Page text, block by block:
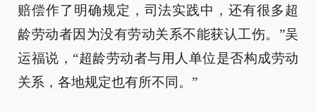
赔偿作了明确规定，司法实践中，还有很多超
龄劳动者因为没有劳动关系不能获认工伤。”吴
运福说，“超龄劳动者与用人单位是否构成劳动
关系，各地规定也有所不同。”